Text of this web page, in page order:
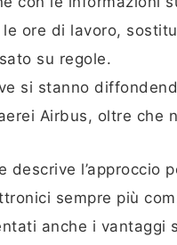
ore di lavoro,
su regole.
si stanno
Airbus, oltre che
descrive
sempre più
anche i